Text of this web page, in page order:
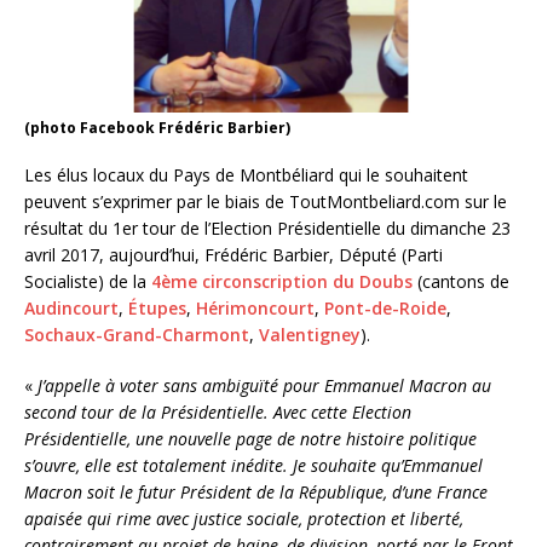
(photo Facebook Frédéric Barbier)
Les élus locaux du Pays de Montbéliard qui le souhaitent
peuvent s’exprimer par le biais de ToutMontbeliard.com sur le
résultat du 1er tour de l’Election Présidentielle du dimanche 23
avril 2017, aujourd’hui, Frédéric Barbier, Député (Parti
Socialiste) de la 4ème circonscription du Doubs (cantons de
Audincourt, Étupes, Hérimoncourt, Pont-de-Roide,
Sochaux-Grand-Charmont, Valentigney).
« J’appelle à voter sans ambiguïté pour Emmanuel Macron au
second tour de la Présidentielle. Avec cette Election
Présidentielle, une nouvelle page de notre histoire politique
s’ouvre, elle est totalement inédite. Je souhaite qu’Emmanuel
Macron soit le futur Président de la République, d’une France
apaisée qui rime avec justice sociale, protection et liberté,